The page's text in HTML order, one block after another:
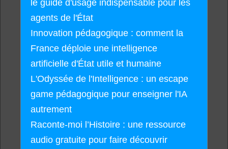
le guide d'usage indispensable pour les
agents de l'État
Innovation pédagogique : comment la
France déploie une intelligence
artificielle d'État utile et humaine
L'Odyssée de l'Intelligence : un escape
game pédagogique pour enseigner l'IA
autrement
Raconte-moi l’Histoire : une ressource
audio gratuite pour faire découvrir